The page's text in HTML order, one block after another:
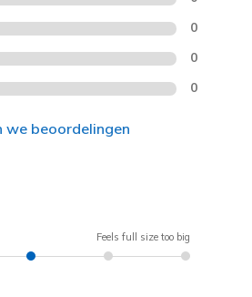
0
0
0
we beoordelingen
Feels full size too big